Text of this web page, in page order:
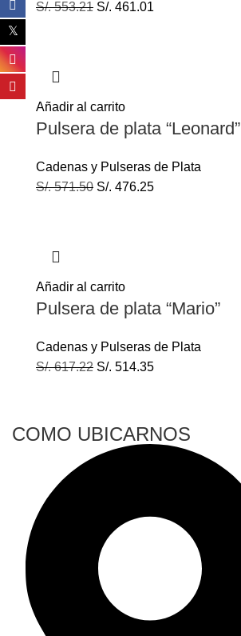
S/.553.21 S/. 461.01
Añadir al carrito
Pulsera de plata “Leonard”
Cadenas y Pulseras de Plata
S/.571.50 S/. 476.25
Añadir al carrito
Pulsera de plata “Mario”
Cadenas y Pulseras de Plata
S/.617.22 S/. 514.35
COMO UBICARNOS